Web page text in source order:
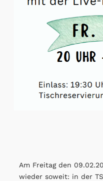
Am Freitag den
wieder soweit: in der